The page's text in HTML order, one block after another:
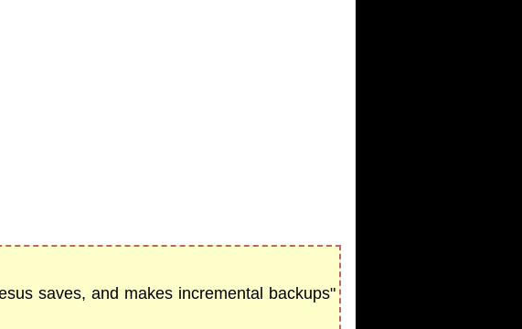
saves, and makes incremental backups"